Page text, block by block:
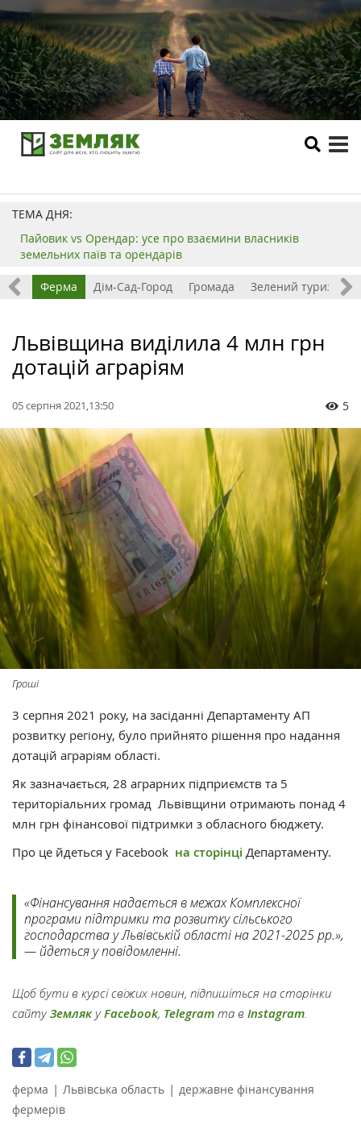
ТЕМА ДНЯ:
Пайовик vs Орендар: усе про взаємини власників
земельних паїв та орендарів
Ферма Дім-Сад-Город Громада Зелений туризм
Львівщина виділила 4 млн грн
дотацій аграріям
05 серпня 2021,13:50 5
Гроші
3 серпня 2021 року, на засіданні Департаменту АП
розвитку регіону, було прийнято рішення про надання
дотацій аграріям області.
Як зазначається, 28 аграрних підприємств та 5
територіальних громад Львівщини отримають понад 4
млн грн фінансової підтримки з обласного бюджету.
Про це йдеться у Facebook на сторінці Департаменту.
«Фінансування надається в межах Комплексної
програми підтримки та розвитку сільського
господарства у Львівській області на 2021-2025 рр.»,
— йдеться у повідомленні.
Щоб бути в курсі свіжих новин, підпишіться на сторінки
сайтуЗемлякуFacebook, Telegram та в Instagram
ферма | Львівська область | державне фінансування
фермерів